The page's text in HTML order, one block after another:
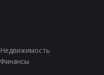
Недвижимость
Финансы